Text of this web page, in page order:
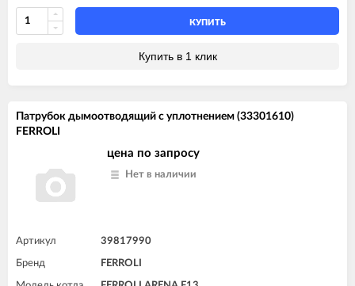
FERROLI DIVA HF24
FERROLI DIVA HF32
FERROLI DIVAproject F24
FERROLI DIVAtech C24 D
FERROLI DIVAtech C32 D
FERROLI DIVAtop C32
FERROLI DIVAtop F32
FERROLI DIVAtop HC24
FERROLI DIVAtop Low Nox C24
FERROLI DIVAtop Low Nox F24
FERROLI DIVAtop Low Nox F32
КУПИТЬ
Купить в 1 клик
Патрубок дымоотводящий с уплотнением (33301610)
FERROLI
цена по запросу
Нет в наличии
Артикул 39817990
Бренд FERROLI